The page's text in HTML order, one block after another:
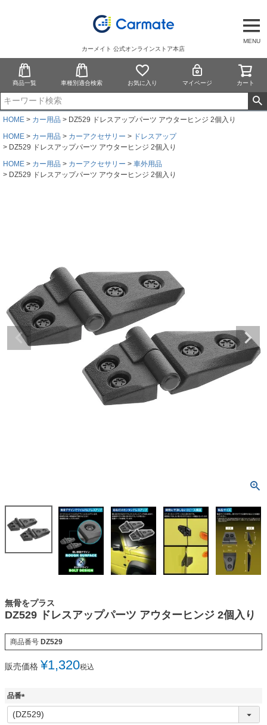
MENU
カーメイト 公式オンラインストア本店
商品一覧 車種別適合検索 お気に入り マイページ カート
HOME カー用品
DZ529 ドレスアップパーツ アウターヒンジ 2個入り
HOME
カー用品 カーアクセサリー
ドレスアップ
DZ529 ドレスアップパーツ アウターヒンジ 2個入り
HOME
カー用品 カーアクセサリー
車外用品
DZ529 ドレスアップパーツ アウターヒンジ 2個入り
無骨をプラス
DZ529 ドレスアップパーツ アウターヒンジ 2個入り
商品番号 DZ529
販売価格 ¥1,320税込
品番
(
必